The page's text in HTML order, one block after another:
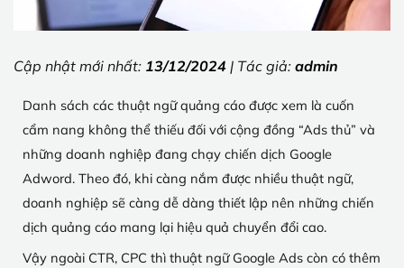
Cập nhật mới nhất: 13/12/2024 | Tác giả: admin
Danh sách các thuật ngữ quảng cáo được xem là cuốn
cẩm nang không thể thiếu đối với cộng đồng “Ads thủ” và
những doanh nghiệp đang chạy chiến dịch Google
Adword. Theo đó, khi càng nắm được nhiều thuật ngữ,
doanh nghiệp sẽ càng dễ dàng thiết lập nên những chiến
dịch quảng cáo mang lại hiệu quả chuyển đổi cao.
Vậy ngoài CTR, CPC thì thuật ngữ Google Ads còn có thêm